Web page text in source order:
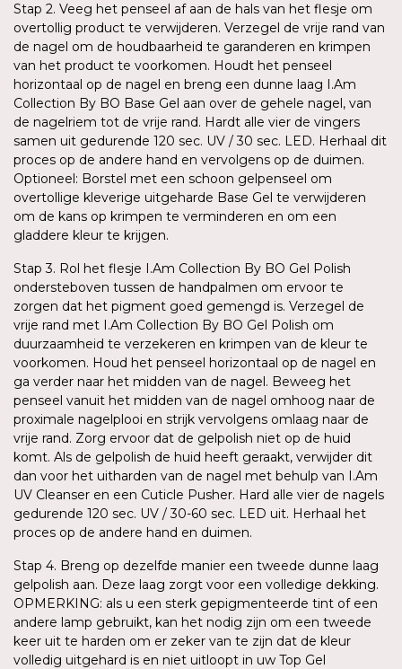
Stap 2. Veeg het penseel af aan de hals van het flesje om
overtollig product te verwijderen. Verzegel de vrije rand van
de nagel om de houdbaarheid te garanderen en krimpen
van het product te voorkomen. Houdt het penseel
horizontaal op de nagel en breng een dunne laag I.Am
Collection By BO Base Gel aan over de gehele nagel, van
de nagelriem tot de vrije rand. Hardt alle vier de vingers
samen uit gedurende 120 sec. UV / 30 sec. LED. Herhaal dit
proces op de andere hand en vervolgens op de duimen.
Optioneel: Borstel met een schoon gelpenseel om
overtollige kleverige uitgeharde Base Gel te verwijderen
om de kans op krimpen te verminderen en om een
gladdere kleur te krijgen.
Stap 3. Rol het flesje I.Am Collection By BO Gel Polish
ondersteboven tussen de handpalmen om ervoor te
zorgen dat het pigment goed gemengd is. Verzegel de
vrije rand met I.Am Collection By BO Gel Polish om
duurzaamheid te verzekeren en krimpen van de kleur te
voorkomen. Houd het penseel horizontaal op de nagel en
ga verder naar het midden van de nagel. Beweeg het
penseel vanuit het midden van de nagel omhoog naar de
proximale nagelplooi en strijk vervolgens omlaag naar de
vrije rand. Zorg ervoor dat de gelpolish niet op de huid
komt. Als de gelpolish de huid heeft geraakt, verwijder dit
dan voor het uitharden van de nagel met behulp van I.Am
UV Cleanser en een Cuticle Pusher. Hard alle vier de nagels
gedurende 120 sec. UV / 30-60 sec. LED uit. Herhaal het
proces op de andere hand en duimen.
Stap 4. Breng op dezelfde manier een tweede dunne laag
gelpolish aan. Deze laag zorgt voor een volledige dekking.
OPMERKING: als u een sterk gepigmenteerde tint of een
andere lamp gebruikt, kan het nodig zijn om een tweede
keer uit te harden om er zeker van te zijn dat de kleur
volledig uitgehard is en niet uitloopt in uw Top Gel